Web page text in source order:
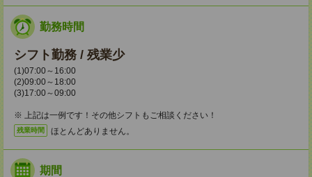
勤務時間
シフト勤務 / 残業少
(1)07:00～16:00
(2)09:00～18:00
(3)17:00～09:00
※ 上記は一例です！その他シフトもご相談ください！
残業時間 ほとんどありません。
期間